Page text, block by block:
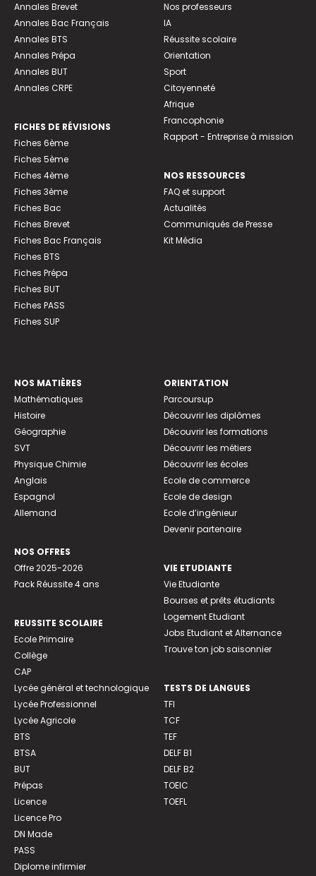
Annales Brevet
Annales Bac Français
Annales BTS
Annales Prépa
Annales BUT
Annales CRPE
FICHES DE RÉVISIONS
Fiches 6ème
Fiches 5ème
Fiches 4ème
Fiches 3ème
Fiches Bac
Fiches Brevet
Fiches Bac Français
Fiches BTS
Fiches Prépa
Fiches BUT
Fiches PASS
Fiches SUP
Nos professeurs
IA
Réussite scolaire
Orientation
Sport
Citoyenneté
Afrique
Francophonie
Rapport - Entreprise à mission
NOS RESSOURCES
FAQ et support
Actualités
Communiqués de Presse
Kit Média
NOS MATIÈRES
Mathématiques
Histoire
Géographie
SVT
Physique Chimie
Anglais
Espagnol
Allemand
NOS OFFRES
Offre 2025-2026
Pack Réussite 4 ans
REUSSITE SCOLAIRE
Ecole Primaire
Collège
CAP
Lycée général et technologique
Lycée Professionnel
Lycée Agricole
BTS
BTSA
BUT
Prépas
Licence
Licence Pro
DN Made
PASS
Diplome infirmier
ORIENTATION
Parcoursup
Découvrir les diplômes
Découvrir les formations
Découvrir les métiers
Découvrir les écoles
Ecole de commerce
Ecole de design
Ecole d’ingénieur
Devenir partenaire
VIE ETUDIANTE
Vie Etudiante
Bourses et prêts étudiants
Logement Etudiant
Jobs Etudiant et Alternance
Trouve ton job saisonnier
TESTS DE LANGUES
TFI
TCF
TEF
DELF B1
DELF B2
TOEIC
TOEFL